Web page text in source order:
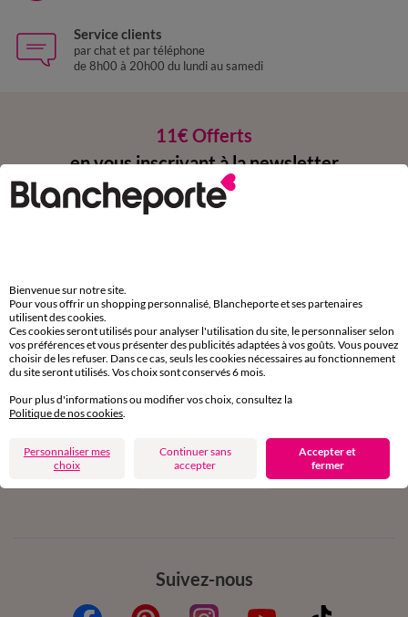
Service clients
par chat et par téléphone
de 8h00 à 20h00 du lundi au samedi
11€ Offerts
en vous inscrivant à la newsletter
dès 20€ d’achat
conditions dans votre email de confirmation
Suivez-nous
Téléchargez l’application
Depuis votre iPhone
Bienvenue sur notre site.
Pour vous offrir un shopping personnalisé, Blancheporte et ses partenaires
utilisent des cookies.
Ces cookies seront utilisés pour analyser l'utilisation du site, le personnaliser selon
vos préférences et vous présenter des publicités adaptées à vos goûts. Vous pouvez
choisir de les refuser. Dans ce cas, seuls les cookies nécessaires au fonctionnement
du site seront utilisés. Vos choix sont conservés 6 mois.
Pour plus d'informations ou modifier vos choix, consultez la
Politique de nos cookies
Personnaliser mes
choix
Continuer sans
accepter
Accepter et
fermer